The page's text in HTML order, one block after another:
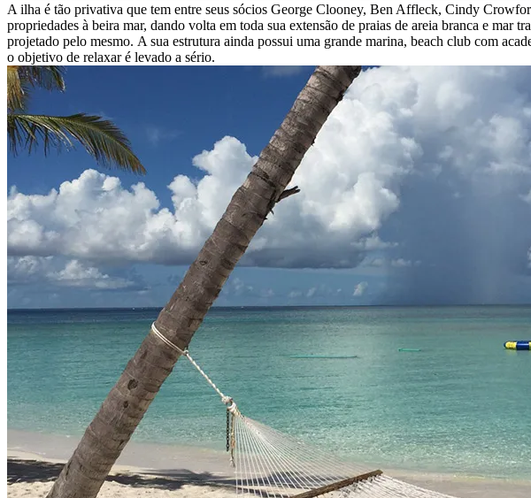
A ilha é tão privativa que tem entre seus sócios George Clooney, Ben Affleck, Cindy
propriedades à beira mar, dando volta em toda sua extensão de praias de areia branca e
projetado pelo mesmo. A sua estrutura ainda possui uma grande marina, beach club com
o objetivo de relaxar é levado a sério.